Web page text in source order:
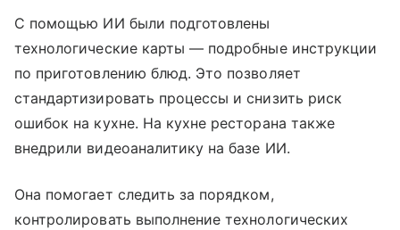
С помощью ИИ были подготовлены
технологические карты — подробные инструкции
по приготовлению блюд. Это позволяет
стандартизировать процессы и снизить риск
ошибок на кухне. На кухне ресторана также
внедрили видеоаналитику на базе ИИ.
Она помогает следить за порядком,
контролировать выполнение технологических